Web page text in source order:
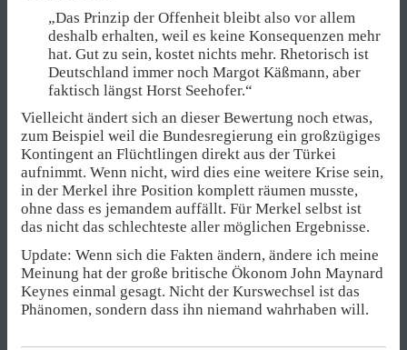
„Das Prinzip der Offenheit bleibt also vor allem
deshalb erhalten, weil es keine Konsequenzen mehr
hat. Gut zu sein, kostet nichts mehr. Rhetorisch ist
Deutschland immer noch Margot Käßmann, aber
faktisch längst Horst Seehofer.“
Vielleicht ändert sich an dieser Bewertung noch etwas,
zum Beispiel weil die Bundesregierung ein großzügiges
Kontingent an Flüchtlingen direkt aus der Türkei
aufnimmt. Wenn nicht, wird dies eine weitere Krise sein,
in der Merkel ihre Position komplett räumen musste,
ohne dass es jemandem auffällt. Für Merkel selbst ist
das nicht das schlechteste aller möglichen Ergebnisse.
Update: Wenn sich die Fakten ändern, ändere ich meine
Meinung hat der große britische Ökonom John Maynard
Keynes einmal gesagt. Nicht der Kurswechsel ist das
Phänomen, sondern dass ihn niemand wahrhaben will.